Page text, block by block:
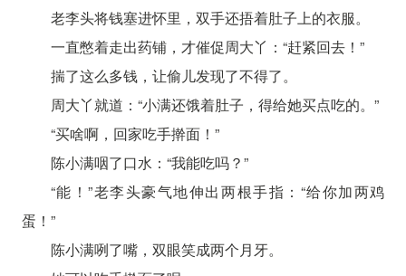
老李头将钱塞进怀里，双手还捂着肚子上的衣服。
一直憋着走出药铺，才催促周大丫：“赶紧回去！”
揣了这么多钱，让偷儿发现了不得了。
周大丫就道：“小满还饿着肚子，得给她买点吃的。”
“买啥啊，回家吃手擀面！”
陈小满咽了口水：“我能吃吗？”
“能！”老李头豪气地伸出两根手指：“给你加两鸡
蛋！”
陈小满咧了嘴，双眼笑成两个月牙。